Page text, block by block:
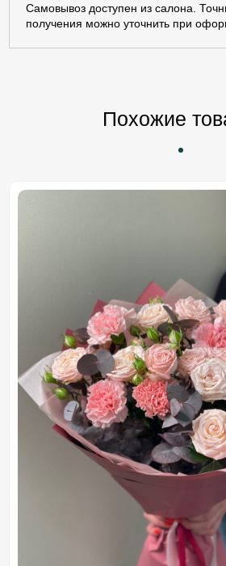
Самовывоз доступен из салона.
получения можно уточнить при
Похожие